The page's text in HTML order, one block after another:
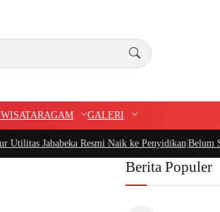
RAGAM GALERI
Jababeka Resmi Naik ke Penyidikan|Belum Setahun
Berita Populer